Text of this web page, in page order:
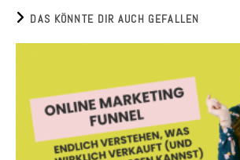
DAS KÖNNTE DIR AUCH GEFALLEN